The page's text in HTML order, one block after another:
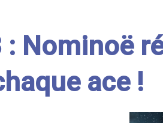
Nominoë
ace !